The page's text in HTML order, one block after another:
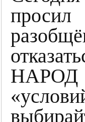
НАРОД